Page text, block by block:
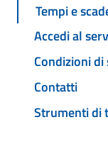
Tempi e
Accedi al
Condizioni di
Contatti
Strumenti di